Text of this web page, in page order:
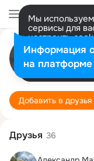
Мы
сервисы для
настроить
Разрешить
Добавить в друзья
Друзья 36
Информация
на